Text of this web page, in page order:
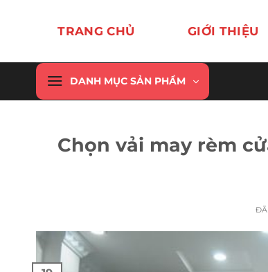
dung
TRANG CHỦ GIỚI THIỆU
DANH MỤC SẢN PHẨM
Chọn vải may rèm